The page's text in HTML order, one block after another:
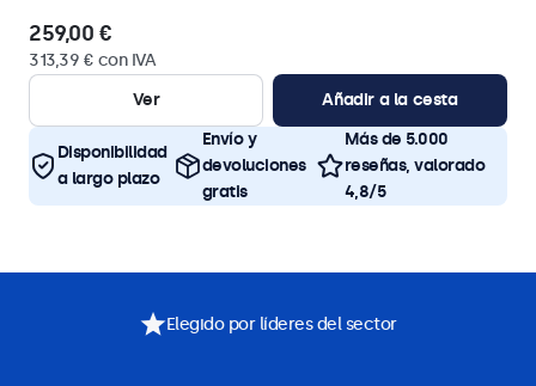
259,00 €
313,39 € con IVA
Ver
Añadir a la cesta
Disponibilidad
a largo plazo
Envío y
devoluciones
gratis
Más de 5.000
reseñas, valorado
4,8/5
Elegido por líderes del sector